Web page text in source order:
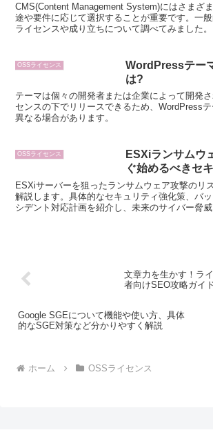
CMS(Content Management System)にはさまざ
途や要件に応じて選択することが重要です。一
ライセンスや成り立ちについて調べてみました。
OSSライセンス
WordPressテー
は?
テーマは個々の開発者または企業によって開発
センスの下でリリースできるため、WordPress
異なる場合があります。
OSSライセンス
ESXiランサムウ
ぐ始めるべきセ
ESXiサーバーを狙ったランサムウェア攻撃のリ
解説します。具体的なセキュリティ強化策、バ
シデント対応計画を紹介し、未来のサイバー脅威
文章力を生かす！ラ
者向けSEO攻略ガイ
Google SGEについて機能や使い方、具体
的なSGE対策など分かりやすく解説
ホーム OSSライセンス